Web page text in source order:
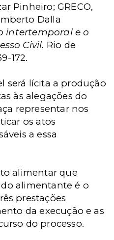
Pinheiro; GRECO,
Dalla
intertemporal e o
Civil. Rio de
172.
será lícita a produção
às alegações do
representar nos
os atos
a essa
alimentar que
alimentante é o
prestações
da execução e as
do processo.